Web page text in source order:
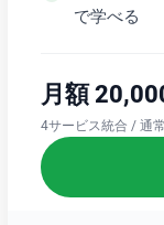
で学べる
月額
4サービス統合 / 通